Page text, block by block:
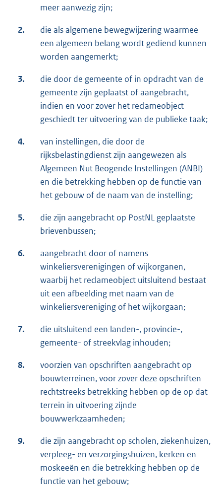
meer aanwezig zijn;
2.
die als algemene bewegwijzering waarmee
een algemeen belang wordt gediend kunnen
worden aangemerkt;
3.
die door de gemeente of in opdracht van de
gemeente zijn geplaatst of aangebracht,
indien en voor zover het reclameobject
geschiedt ter uitvoering van de publieke taak;
4.
van instellingen, die door de
rijksbelastingdienst zijn aangewezen als
Algemeen Nut Beogende Instellingen (ANBI)
en die betrekking hebben op de functie van
het gebouw of de naam van de instelling;
5.
die zijn aangebracht op PostNL geplaatste
brievenbussen;
6.
aangebracht door of namens
winkeliersverenigingen of wijkorganen,
waarbij het reclameobject uitsluitend bestaat
uit een afbeelding met naam van de
winkeliersvereniging of het wijkorgaan;
7.
die uitsluitend een landen-, provincie-,
gemeente- of streekvlag inhouden;
8.
voorzien van opschriften aangebracht op
bouwterreinen, voor zover deze opschriften
rechtstreeks betrekking hebben op de op dat
terrein in uitvoering zijnde
bouwwerkzaamheden;
9.
die zijn aangebracht op scholen, ziekenhuizen,
verpleeg- en verzorgingshuizen, kerken en
moskeeën en die betrekking hebben op de
functie van het gebouw;